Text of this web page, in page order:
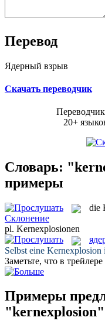
Перевод
Ядерный взрыв
Скачать переводчик
20+
Словарь:
примеры
die
Склонение
pl. Kernexplosionen
Selbst eine Kernexplosion
Заметьте, что в
Примеры
"kernexplosion"